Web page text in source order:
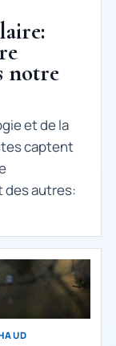
notre
et de la
captent
des autres: